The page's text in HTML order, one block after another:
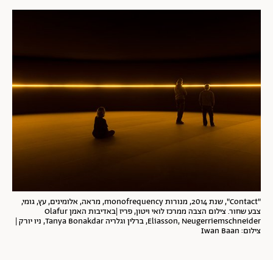
"Contact", שנת 2014, מנורות monofrequency, מראה, אלומינים, עץ, גומי,
צבע שחור. צילום הצבה ממרכז לואי ויטון, פריז |באדיבות האמן Olafur
Eliasson, Neugerriemschneider, ברלין וגלריה Tanya Bonakdar, ניו יורק |
צילום: Iwan Baan